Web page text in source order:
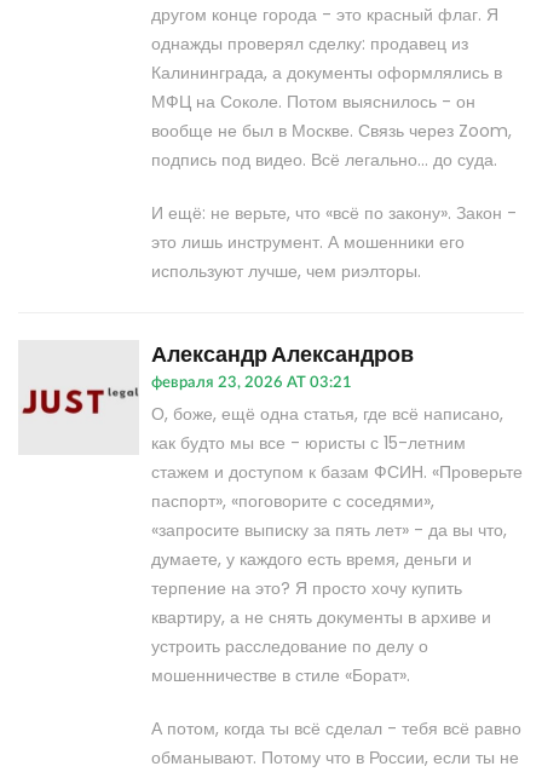
другом конце города - это красный флаг. Я
однажды проверял сделку: продавец из
Калининграда, а документы оформлялись в
МФЦ на Соколе. Потом выяснилось - он
вообще не был в Москве. Связь через Zoom,
подпись под видео. Всё легально… до суда.
И ещё: не верьте, что «всё по закону». Закон -
это лишь инструмент. А мошенники его
используют лучше, чем риэлторы.
Александр Александров
февраля 23, 2026 AT 03:21
О, боже, ещё одна статья, где всё написано,
как будто мы все - юристы с 15-летним
стажем и доступом к базам ФСИН. «Проверьте
паспорт», «поговорите с соседями»,
«запросите выписку за пять лет» - да вы что,
думаете, у каждого есть время, деньги и
терпение на это? Я просто хочу купить
квартиру, а не снять документы в архиве и
устроить расследование по делу о
мошенничестве в стиле «Борат».
А потом, когда ты всё сделал - тебя всё равно
обманывают. Потому что в России, если ты не